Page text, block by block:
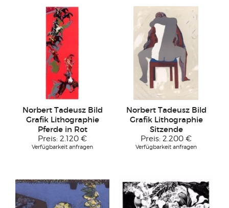
Norbert Tadeusz Bild
Grafik Lithographie
Pferde in Rot
Preis: 2.120 €
Verfügbarkeit anfragen
Norbert Tadeusz Bild
Grafik Lithographie
Sitzende
Preis: 2.200 €
Verfügbarkeit anfragen